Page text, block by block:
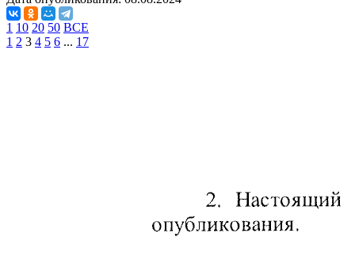
1 10 20 50 ВСЕ
1 2 3 4 5 6 ... 17